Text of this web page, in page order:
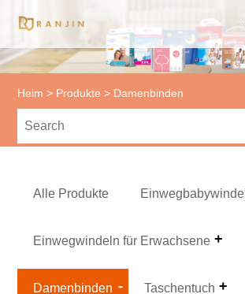
Heim > Produkte > Damenbinden
Alle Produkte
Einwegwindeln für Erwachsene
Damenbinden Taschentuch